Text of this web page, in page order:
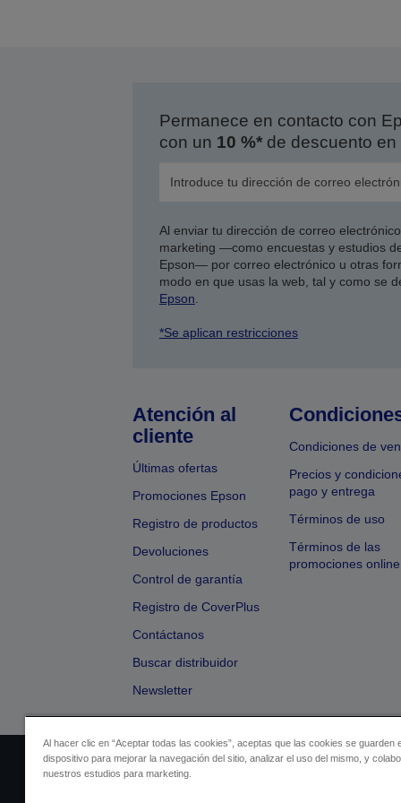
Permanece en contacto con
con un 10 %*de descuento en
Al enviar tu dirección de correo
marketing —como encuestas y estudios
Epson— por correo electrónico u otras
modo en que usas la web, tal y como se
Epson
*Se aplican restricciones
Atención al
cliente
Últimas ofertas
Promociones Epson
Registro de productos
Devoluciones
Control de garantía
Registro de CoverPlus
Contáctanos
Buscar distribuidor
Newsletter
Condiciones de
Precios y
pago y entrega
Términos de uso
Términos de las
promociones online
Identificación del vendedor
Al hacer clic en “Aceptar todas las cookies”, aceptas que las cookies se guarden
dispositivo para mejorar la navegación del sitio, analizar el uso del mismo, y
nuestros estudios para marketing.